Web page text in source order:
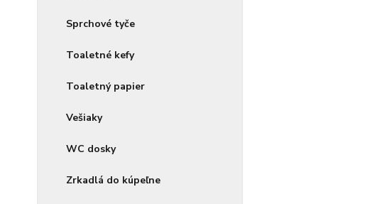
Sprchové tyče
Toaletné kefy
Toaletný papier
Vešiaky
WC dosky
Zrkadlá do kúpeľne